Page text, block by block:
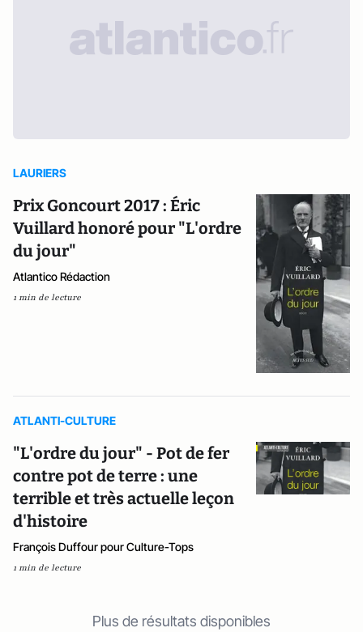
LAURIERS
Prix Goncourt 2017 : Éric
Vuillard honoré pour "L'ordre
du jour"
Atlantico Rédaction
1 min de lecture
ATLANTI-CULTURE
"L'ordre du jour" - Pot de fer
contre pot de terre : une
terrible et très actuelle leçon
d'histoire
François Duffour pour Culture-Tops
1 min de lecture
Plus de résultats disponibles